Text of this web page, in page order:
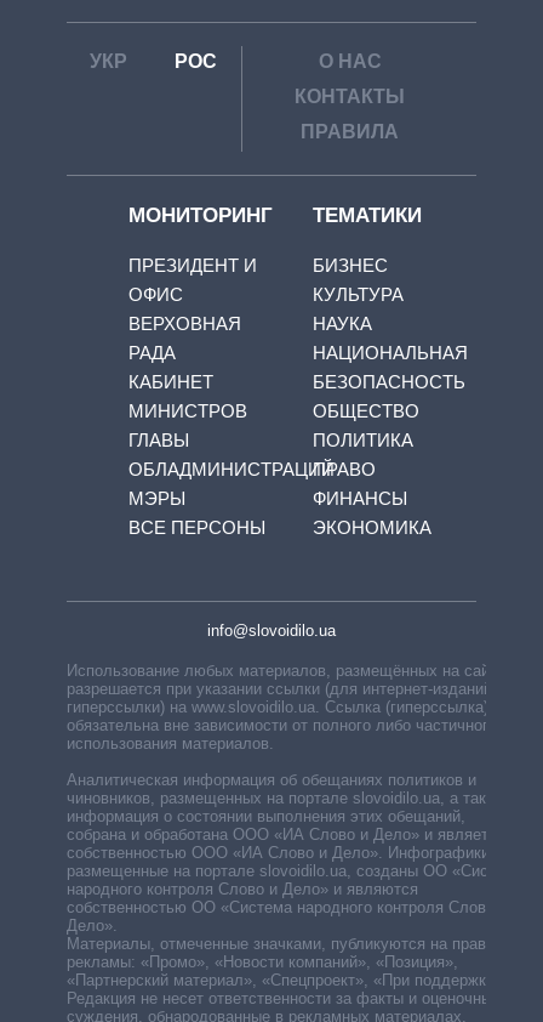
УКР РОС
О НАС
КОНТАКТЫ
ПРАВИЛА
МОНИТОРИНГ
ПРЕЗИДЕНТ И
ОФИС
ВЕРХОВНАЯ
РАДА
КАБИНЕТ
МИНИСТРОВ
ГЛАВЫ
ОБЛАДМИНИСТРАЦИЙ
МЭРЫ
ВСЕ ПЕРСОНЫ
ТЕМАТИКИ
БИЗНЕС
КУЛЬТУРА
НАУКА
НАЦИОНАЛЬНАЯ
БЕЗОПАСНОСТЬ
ОБЩЕСТВО
ПОЛИТИКА
ПРАВО
ФИНАНСЫ
ЭКОНОМИКА
info@slovoidilo.ua
Использование любых материалов, размещённых на сайте,
разрешается при указании ссылки (для интернет-изданий —
гиперссылки) на www.slovoidilo.ua. Ссылка (гиперссылка)
обязательна вне зависимости от полного либо частичного
использования материалов.
Аналитическая информация об обещаниях политиков и
чиновников, размещенных на портале slovoidilo.ua, а также
информация о состоянии выполнения этих обещаний,
собрана и обработана ООО «ИА Слово и Дело» и является
собственностью ООО «ИА Слово и Дело». Инфографики,
размещенные на портале slovoidilo.ua, созданы ОО «Система
народного контроля Слово и Дело» и являются
собственностью ОО «Система народного контроля Слово и
Дело».
Материалы, отмеченные значками, публикуются на правах
рекламы: «Промо», «Новости компаний», «Позиция»,
«Партнерский материал», «Спецпроект», «При поддержке».
Редакция не несет ответственности за факты и оценочные
суждения, обнародованные в рекламных материалах.